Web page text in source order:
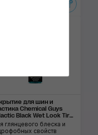
для шин и
Chemical Guys
Black Wet Look Tire
глянцевого блеска и
свойств